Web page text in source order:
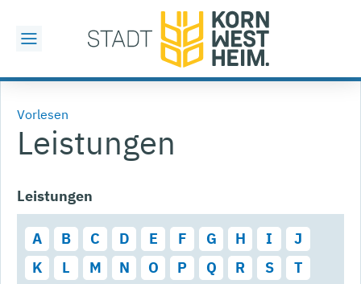
Vorlesen
Leistungen
Leistungen
A B C D E F G H I
J
K
L M N O P Q R S
T